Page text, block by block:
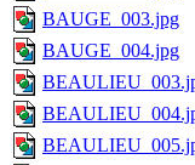
BAUGE_003.jpg
BAUGE_004.jpg